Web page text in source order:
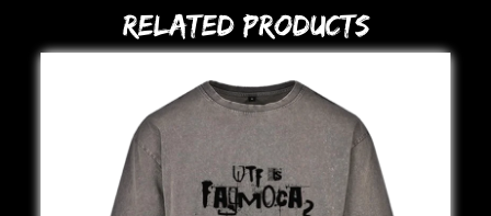
Related Products